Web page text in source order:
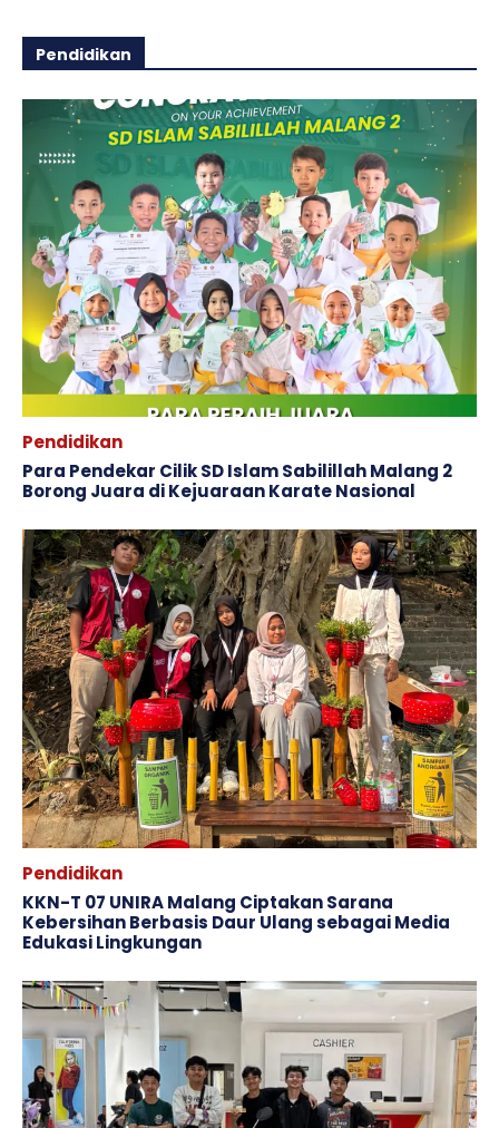
Pendidikan
Pendidikan
Para Pendekar Cilik SD Islam Sabilillah Malang 2
Borong Juara di Kejuaraan Karate Nasional
Pendidikan
KKN-T 07 UNIRA Malang Ciptakan Sarana
Kebersihan Berbasis Daur Ulang sebagai Media
Edukasi Lingkungan